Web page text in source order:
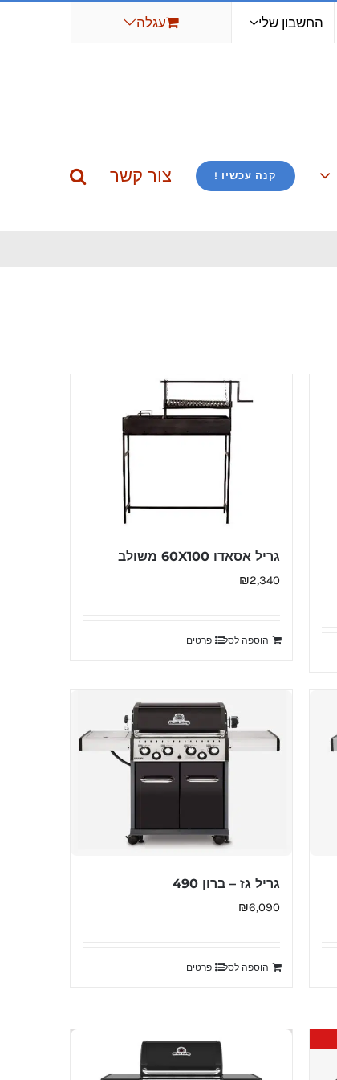
החשבון שלי עגלה
קנה עכשיו ! צור קשר
גריל אסאדו 60X100 משולב
₪2,340
הוספה לסל פרטים
גריל גז – ברון 490
₪6,090
הוספה לסל פרטים